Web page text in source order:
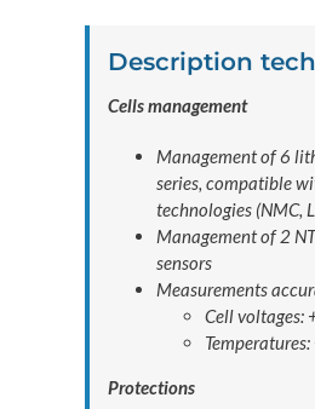
Description
Cells management
Management of 6
series, compatible
technologies (NMC,
Management of 2
sensors
Measurements
Cell voltages:
Protections